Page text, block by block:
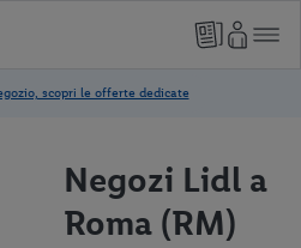
Negozi Lidl a
Roma (RM)